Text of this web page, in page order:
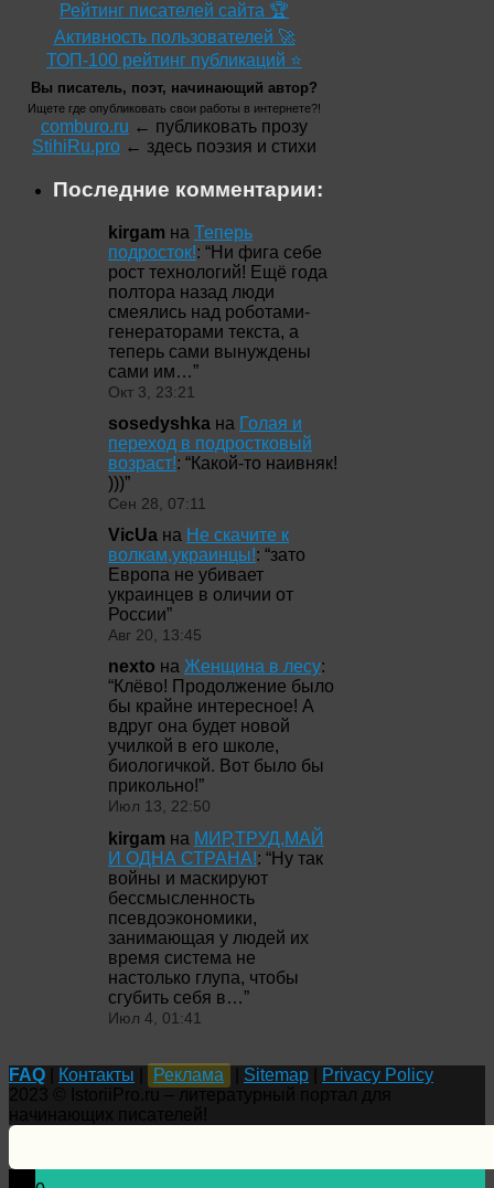
Рейтинг писателей сайта 🏆
Активность пользователей 🚀
ТОП-100 рейтинг публикаций ⭐
Вы писатель, поэт, начинающий автор?
Ищете где опубликовать свои работы в интернете?!
comburo.ru ← публиковать прозу
StihiRu.pro ← здесь поэзия и стихи
Последние комментарии:
kirgam на Теперь
подросток!: “Ни фига себе
рост технологий! Ещё года
полтора назад люди
смеялись над роботами-
генераторами текста, а
теперь сами вынуждены
сами им…”
Окт 3, 23:21
sosedyshka на Голая и
переход в подростковый
возраст!: “Какой-то наивняк!
)))”
Сен 28, 07:11
VicUa на Не скачите к
волкам,украинцы!: “зато
Европа не убивает
украинцев в оличии от
России”
Авг 20, 13:45
nexto на Женщина в лесу:
“Клёво! Продолжение было
бы крайне интересное! А
вдруг она будет новой
училкой в его школе,
биологичкой. Вот было бы
прикольно!”
Июл 13, 22:50
kirgam на МИР,ТРУД,МАЙ
И ОДНА СТРАНА!: “Ну так
войны и маскируют
бессмысленность
псевдоэкономики,
занимающая у людей их
время система не
настолько глупа, чтобы
сгубить себя в…”
Июл 4, 01:41
FAQ Контакты Реклама Sitemap
Privacy Policy